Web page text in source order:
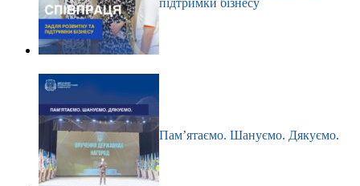
Пам’ятаємо. Шануємо. Дякуємо.